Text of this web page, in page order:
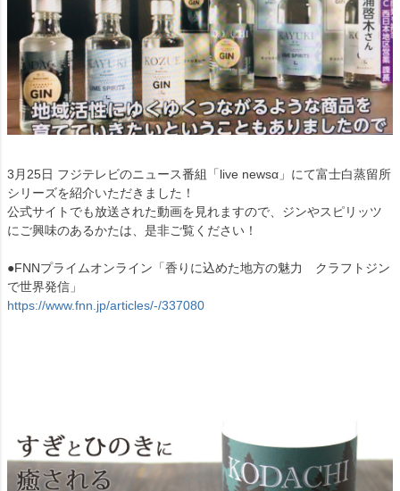
3月25日 フジテレビのニュース番組「live newsα」にて富士白蒸留所
シリーズを紹介いただきました！
公式サイトでも放送された動画を見れますので、ジンやスピリッツ
にご興味のあるかたは、是非ご覧ください！
●FNNプライムオンライン「香りに込めた地方の魅力 クラフトジン
で世界発信」
https://www.fnn.jp/articles/-/337080